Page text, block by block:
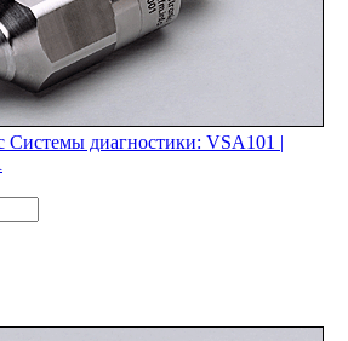
Системы диагностики: VSA101 |‌